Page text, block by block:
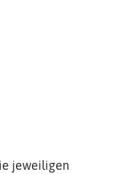
jeweiligen